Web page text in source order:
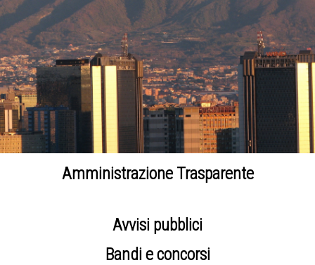
Amministrazione Trasparente
Avvisi pubblici
Bandi e concorsi